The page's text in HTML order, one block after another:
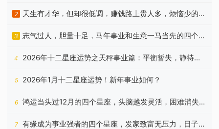
这周属老鼠的朋友 虽然态度敷衍 行事粗
心大意 加上意外事件频发 导致进度落后
格的成绩单在财运上 本周呈现收支均衡
神就可以了在人际关系上 本周属老鼠的
段 还有
当多
2
天生有才华，但却很低调，赚钱路上贵人多，烦恼少的3
个生肖
3
志气过人，胆量十足，马年事业和生意一马当先的四个属
4
2026年十二星座运势之天秤事业篇：平衡暂失，静待云
5 2026年1月十二星座运势！新年事业如何？
6
鸿运当头过12月的四个星座，头脑越发灵活，困难消失不
见
7
有缘成为事业强者的四个星座，发家致富无压力，日子顺